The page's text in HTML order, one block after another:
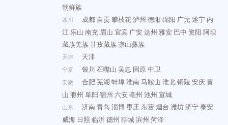
朝鲜族
四川 成都 自贡攀枝花泸州 德阳 绵阳 广元遂宁 内
江 乐山 南充 眉山 宜宾 广安达州 雅安 巴中 资阳 阿坝
藏族羌族甘孜藏族凉山彝族
天津 天津
宁夏 银川 石嘴山 吴忠 固原中卫
安徽 合肥芜湖 蚌埠淮南马鞍山 淮北铜陵 安庆黄
山 滁州 阜阳 宿州 六安亳州 池州 宣城
山东 济南青岛 淄博枣庄 东营烟台 潍坊济宁泰安
威海 日照 临沂德州 聊城滨州 菏泽